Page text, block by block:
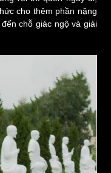
cho thêm phần nặng
chỗ giác ngộ và giải